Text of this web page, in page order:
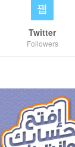
Twitter
Followers